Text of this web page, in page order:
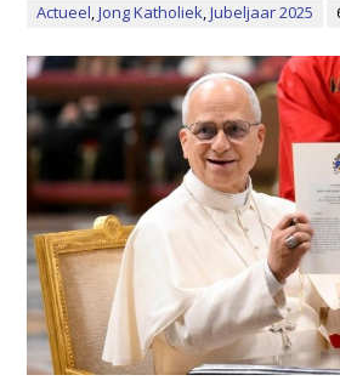
Actueel,Jong Katholiek,Jubeljaar 2025